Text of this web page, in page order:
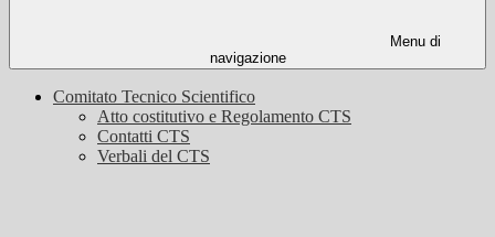
Menu di
navigazione
Comitato Tecnico Scientifico
Atto costitutivo e Regolamento CTS
Contatti CTS
Verbali del CTS